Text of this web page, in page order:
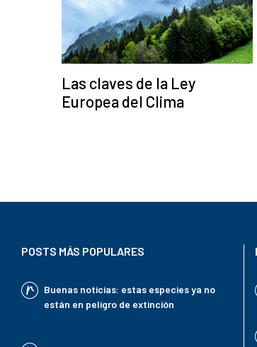
Las claves de la Ley
Europea del Clima
POSTS MÁS POPULARES
Buenas noticias: estas especies ya no
están en peligro de extinción